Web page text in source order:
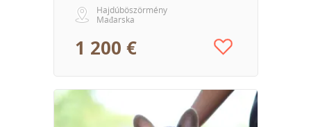
Hajdúböszörmény
Mađarska
1 200 €